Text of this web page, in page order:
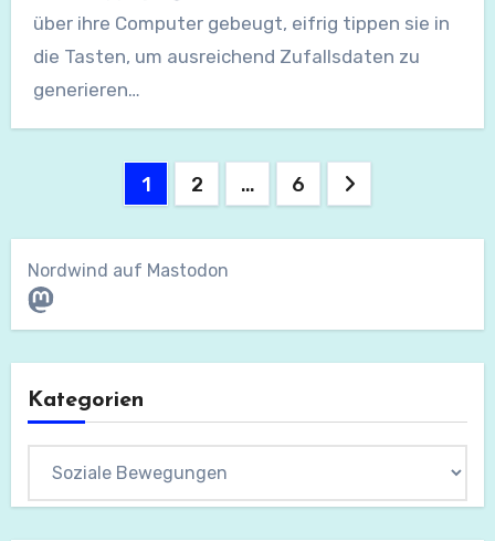
über ihre Computer gebeugt, eifrig tippen sie in
die Tasten, um ausreichend Zufallsdaten zu
generieren…
Seitennummerierung
Beiträge
1 2 … 6
Nordwind auf Mastodon
Mastodon
Kategorien